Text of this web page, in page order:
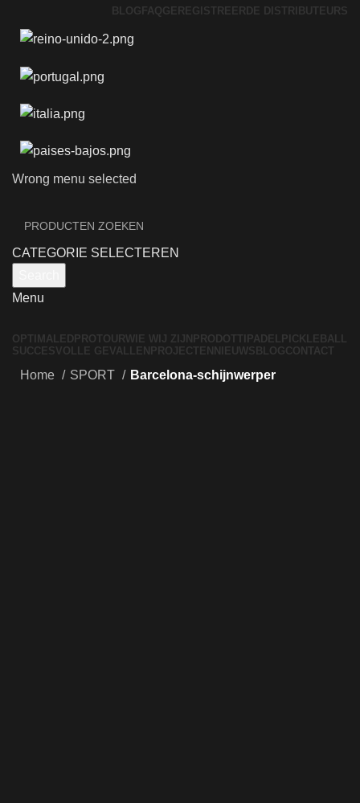
BLOG FAQGEREGISTREERDE DISTRIBUTEURS
Wrong menu selected
CATEGORIE SELECTEREN
Menu
OPTIMALED PROTOUR WIE WIJ ZIJN PRODOTTI PADEL PICKLEBALL
SUCCESVOLLE GEVALLEN PROJECTEN NIEUWS BLOGCONTACT
Home SPORT Barcelona-schijnwerper